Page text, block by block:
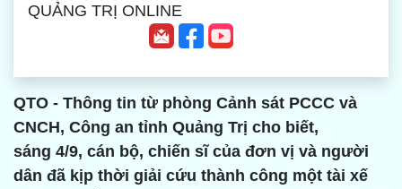
QUẢNG TRỊ ONLINE
QTO - Thông tin từ phòng Cảnh sát PCCC và
CNCH, Công an tỉnh Quảng Trị cho biết,
sáng 4/9, cán bộ, chiến sĩ của đơn vị và người
dân đã kịp thời giải cứu thành công một tài xế